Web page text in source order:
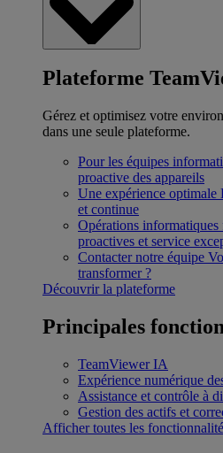
Plateforme
Gérez et optimisez votre
dans une seule plateforme.
Pour les équipes
proactive des appareils
Une expérience optimale
et continue
Opérations informatiques
proactives et service
Contacter notre équipe
transformer ?
Découvrir la plateforme
Principales
TeamViewer IA
Expérience numérique
Assistance et contrôle à
Gestion des actifs et
Afficher toutes les